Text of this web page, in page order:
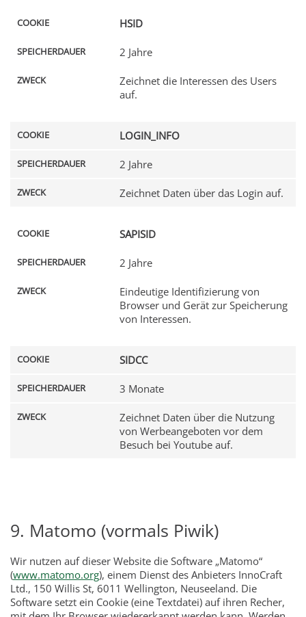
HSID
2 Jahre
Zeichnet die Interessen des Users
auf.
LOGIN_INFO
2 Jahre
Zeichnet Daten über das Login auf.
SAPISID
2 Jahre
Eindeutige Identifizierung von
Browser und Gerät zur Speicherung
von Interessen.
SIDCC
3 Monate
Zeichnet Daten über die Nutzung
von Werbeangeboten vor dem
Besuch bei Youtube auf.
9. Matomo (vormals Piwik)
Wir nutzen auf dieser Website die Software „Matomo“
(www.matomo.org), einem Dienst des Anbieters InnoCraft
Ltd., 150 Willis St, 6011 Wellington, Neuseeland. Die
Software setzt ein Cookie (eine Textdatei) auf ihren Recher,